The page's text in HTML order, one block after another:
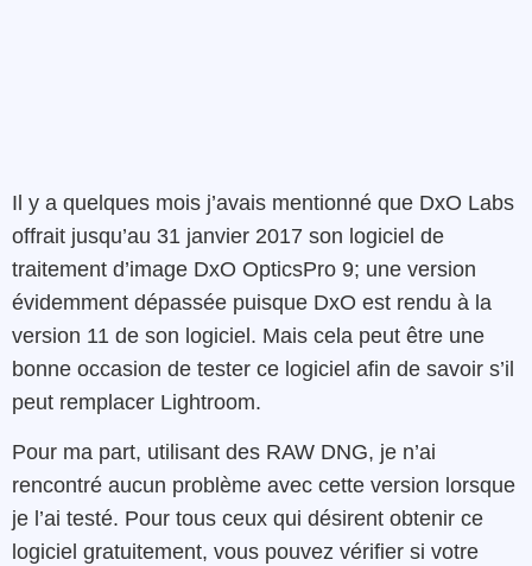
Il y a quelques mois j’avais mentionné que DxO Labs
offrait jusqu’au 31 janvier 2017 son logiciel de
traitement d’image DxO OpticsPro 9; une version
évidemment dépassée puisque DxO est rendu à la
version 11 de son logiciel. Mais cela peut être une
bonne occasion de tester ce logiciel afin de savoir s’il
peut remplacer Lightroom.
Pour ma part, utilisant des RAW DNG, je n’ai
rencontré aucun problème avec cette version lorsque
je l’ai testé. Pour tous ceux qui désirent obtenir ce
logiciel gratuitement, vous pouvez vérifier si votre